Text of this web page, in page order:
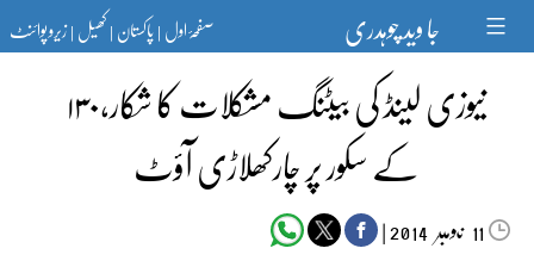
content جا وید چوہدری صفحۂ اول|پاکستان|کھیل|زیرو پوائنٹ
نیوزی لینڈ کی بیٹنگ مشکلات کا شکار،۱۳۰
کے سکور پر چارکھلاڑی آؤٹ
11‬‮نومبر‬‮ |